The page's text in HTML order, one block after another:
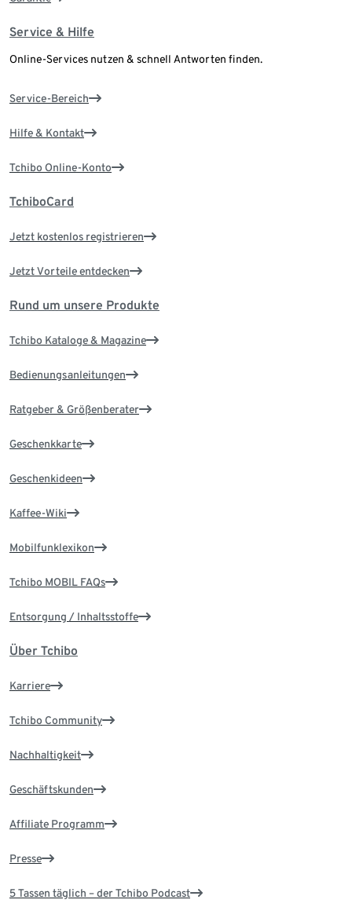
Service & Hilfe
Online-Services nutzen & schnell Antworten finden.
Service-Bereich
Hilfe & Kontakt
Tchibo Online-Konto
TchiboCard
Jetzt kostenlos registrieren
Jetzt Vorteile entdecken
Rund um unsere Produkte
Tchibo Kataloge & Magazine
Bedienungsanleitungen
Ratgeber & Größenberater
Geschenkkarte
Geschenkideen
Kaffee-Wiki
Mobilfunklexikon
Tchibo MOBIL FAQs
Entsorgung / Inhaltsstoffe
Über Tchibo
Karriere
Tchibo Community
Nachhaltigkeit
Geschäftskunden
Affiliate Programm
Presse
5 Tassen täglich – der Tchibo Podcast